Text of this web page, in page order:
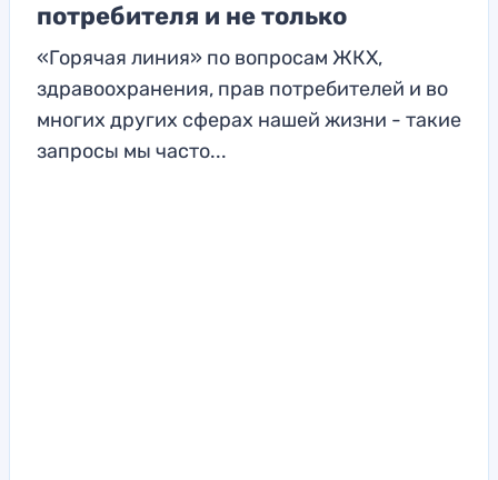
потребителя и не только
«Горячая линия» по вопросам ЖКХ,
здравоохранения, прав потребителей и во
многих других сферах нашей жизни - такие
запросы мы часто...